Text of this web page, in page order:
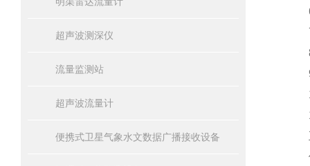
超声波测深仪
流量监测站
超声波流量计
便携式卫星气象水文数据广播接收设备
6
7
8
9
10
11
五
供